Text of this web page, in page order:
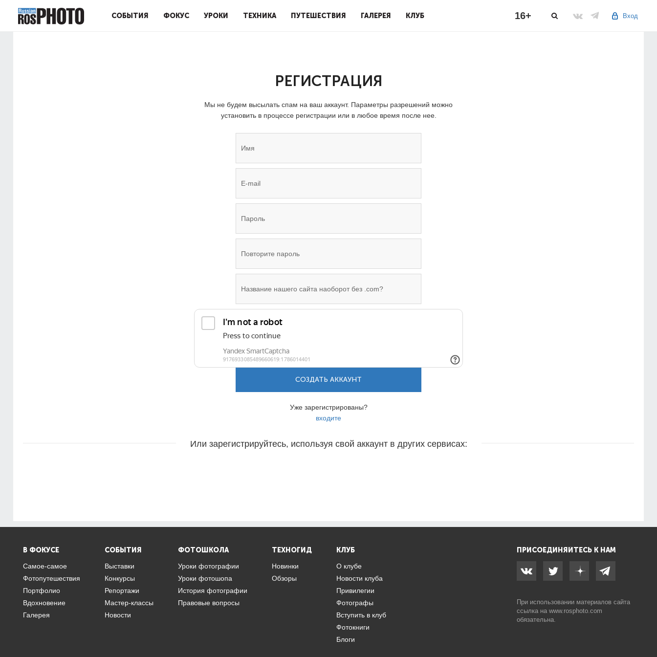
СОБЫТИЯ ФОКУС УРОКИ ТЕХНИКА ПУТЕШЕСТВИЯ ГАЛЕРЕЯ КЛУБ Вход
16+
РЕГИСТРАЦИЯ
Мы не будем высылать спам на ваш аккаунт. Параметры разрешений можно
установить в процессе регистрации или в любое время после нее.
СОЗДАТЬ АККАУНТ
Уже зарегистрированы?
входите
Или зарегистрируйтесь, используя свой аккаунт в других сервисах:
В ФОКУСЕ
Самое-самое
Фотопутешествия
Портфолио
Вдохновение
Галерея
СОБЫТИЯ
Выставки
Конкурсы
Репортажи
Мастер-классы
Новости
ФОТОШКОЛА
Уроки фотографии
Уроки фотошопа
История фотографии
Правовые вопросы
ТЕХНОГИД
Новинки
Обзоры
КЛУБ
О клубе
Новости клуба
Привилегии
Фотографы
Вступить в клуб
Фотокниги
Блоги
ПРИСОЕДИНЯЙТЕСЬ К НАМ
При использовании материалов сайта
ссылка на www.rosphoto.com
обязательна.